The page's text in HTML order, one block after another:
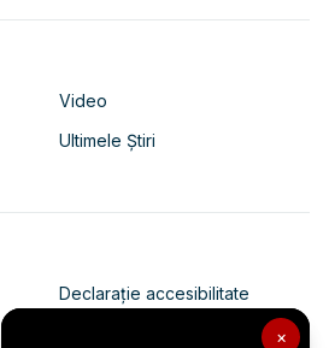
×
Video
Ultimele Știri
Declarație accesibilitate
Politica de confidențialitate